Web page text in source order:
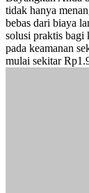
tidak hanya
bebas dari biaya
solusi praktis bagi
pada keamanan
mulai sekitar